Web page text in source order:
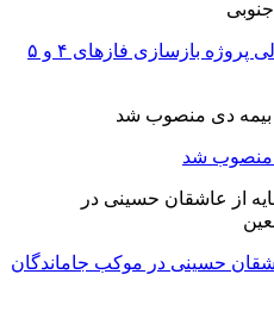
بانک تجارت، تأمین‌کننده مالی پروژه بازسازی فازهای ۴ و ۵
منصوب شد
حسینی در موکب جاماندگان